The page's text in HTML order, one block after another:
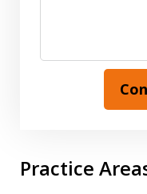
Practice